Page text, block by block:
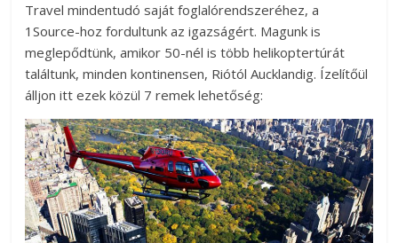
Travel mindentudó saját foglalórendszeréhez, a
1Source-hoz fordultunk az igazságért. Magunk is
meglepődtünk, amikor 50-nél is több helikoptertúrát
találtunk, minden kontinensen, Riótól Aucklandig. Ízelítőül
álljon itt ezek közül 7 remek lehetőség: